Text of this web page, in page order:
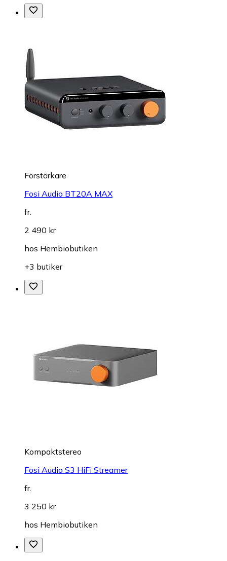
Förstärkare
Fosi Audio BT20A MAX
fr.
2 490 kr
hos Hembiobutiken
+3 butiker
Kompaktstereo
Fosi Audio S3 HiFi Streamer
fr.
3 250 kr
hos Hembiobutiken